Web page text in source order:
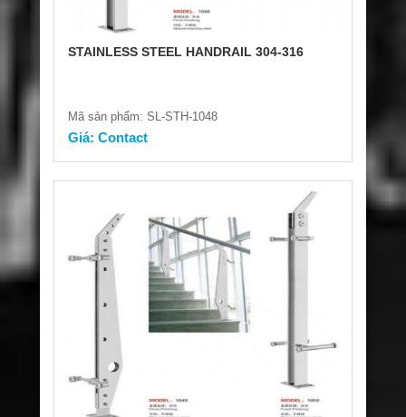
STAINLESS STEEL HANDRAIL 304-316
Mã sản phẩm: SL-STH-1048
Giá: Contact